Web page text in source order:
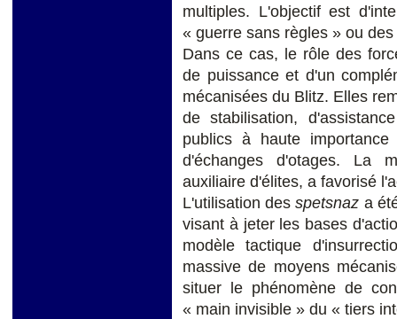
multiples. L'objectif est
« guerre sans règles » ou
Dans ce cas, le rôle des
de puissance et d'un
mécanisées du Blitz. Elles
de stabilisation,
publics à haute
d'échanges d'otages. La
auxiliaire d'élites, a favorisé
L'utilisation des spetsnaz a
visant à jeter les bases
modèle tactique
massive de moyens
situer le phénomène de
« main invisible » du « tiers